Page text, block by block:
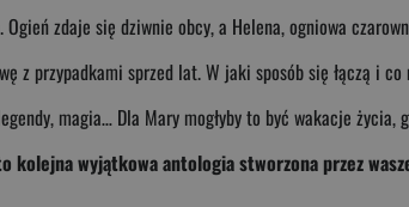
zdaje się dziwnie obcy, a Helena, ogniowa
z przypadkami sprzed lat. W jaki sposób się łączą i
magia… Dla Mary mogłyby to być wakacje
kolejna wyjątkowa antologia stworzona przez